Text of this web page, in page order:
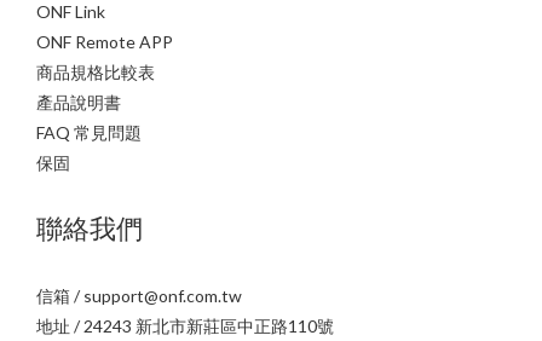
ONF Link
ONF Remote APP
商品規格比較表
產品說明書
FAQ 常見問題
保固
聯絡我們
信箱 / support@onf.com.tw
地址 / 24243 新北市新莊區中正路110號